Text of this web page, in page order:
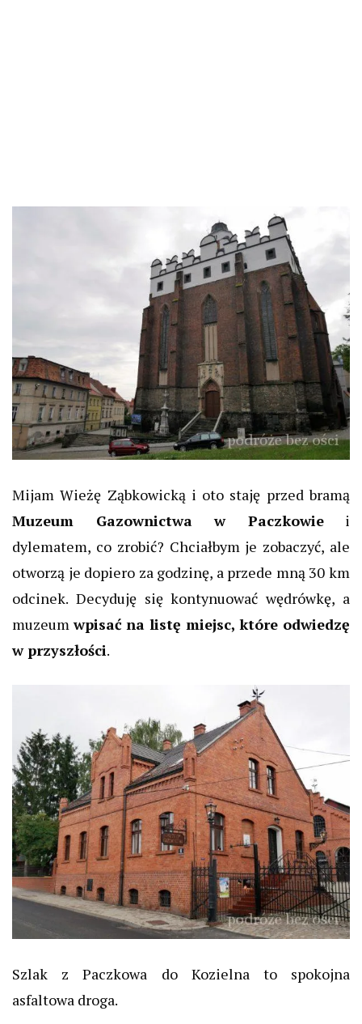
Mijam Wieżę Ząbkowicką i oto staję przed bramą
Muzeum Gazownictwa w Paczkowiei
dylematem, co zrobić? Chciałbym je zobaczyć, ale
otworzą je dopiero za godzinę, a przede mną 30 km
odcinek. Decyduję się kontynuować wędrówkę, a
muzeumwpisać na listę miejsc, które odwiedzę
w przyszłości.
Szlak z Paczkowa do Kozielna to spokojna
asfaltowa droga.